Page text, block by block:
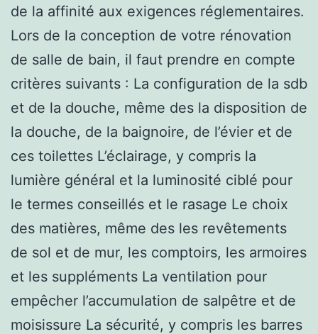
de la affinité aux exigences réglementaires.
Lors de la conception de votre rénovation
de salle de bain, il faut prendre en compte
critères suivants : La configuration de la sdb
et de la douche, même des la disposition de
la douche, de la baignoire, de l’évier et de
ces toilettes L’éclairage, y compris la
lumière général et la luminosité ciblé pour
le termes conseillés et le rasage Le choix
des matières, même des les revêtements
de sol et de mur, les comptoirs, les armoires
et les suppléments La ventilation pour
empêcher l’accumulation de salpêtre et de
moisissure La sécurité, y compris les barres